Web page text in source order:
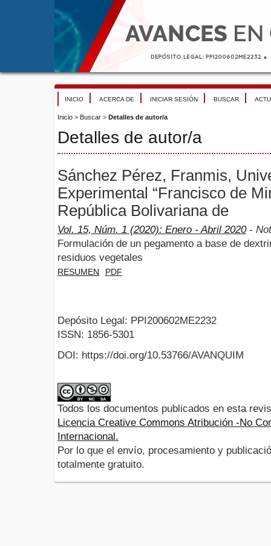
INICIO ACERCA DE INICIAR SESIÓN BUSCAR
Inicio > Buscar > Detalles de autor/a
Detalles de autor/a
Sánchez Pérez, Franmis,
Experimental “Francisco de
República Bolivariana de
Vol. 15, Núm. 1 (2020): Enero - Abril 2020-
Formulación de un pegamento a base de
residuos vegetales
RESUMEN PDF
Depósito Legal: PPI200602ME2232
ISSN: 1856-5301
DOI: https://doi.org/10.53766/AVANQUIM
Todos los documentos publicados en esta
Licencia Creative Commons Atribución -No
Internacional.
Por lo que el envío, procesamiento y
totalmente gratuito.